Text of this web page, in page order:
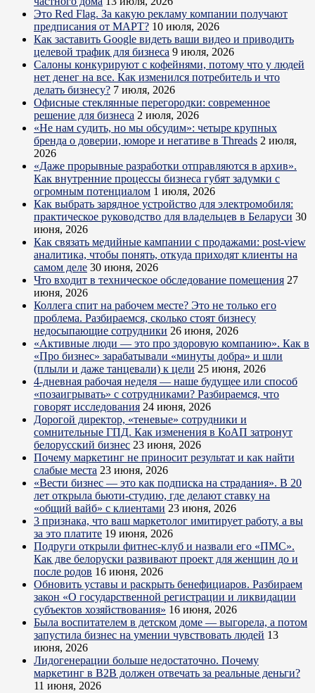
Это Red Flag. За какую рекламу компании получают
предписания от МАРТ? 10 июля, 2026
Как заставить Google видеть ваши видео и приводить
целевой трафик для бизнеса 9 июля, 2026
Салоны конкурируют с кофейнями, потому что у людей
нет денег на все. Как изменился потребитель и что
делать бизнесу? 7 июля, 2026
Офисные стеклянные перегородки: современное
решение для бизнеса 2 июля, 2026
«Не нам судить, но мы обсудим»: четыре крупных
бренда о доверии, юморе и негативе в Threads 2 июля,
2026
«Даже прорывные разработки отправляются в архив».
Как внутренние процессы бизнеса губят задумки с
огромным потенциалом 1 июля, 2026
Как выбрать зарядное устройство для электромобиля:
практическое руководство для владельцев в Беларуси 30
июня, 2026
Как связать медийные кампании с продажами: post-view
аналитика, чтобы понять, откуда приходят клиенты на
самом деле 30 июня, 2026
Что входит в техническое обследование помещения 27
июня, 2026
Коллега спит на рабочем месте? Это не только его
проблема. Разбираемся, сколько стоят бизнесу
недосыпающие сотрудники 26 июня, 2026
«Активные люди — это про здоровую компанию». Как в
«Про бизнес» зарабатывали «минуты добра» и шли
(плыли и даже танцевали) к цели 25 июня, 2026
4-дневная рабочая неделя — наше будущее или способ
«позаигрывать» с сотрудниками? Разбираемся, что
говорят исследования 24 июня, 2026
Дорогой директор, «теневые» сотрудники и
сомнительные ГПД. Как изменения в КоАП затронут
белорусский бизнес 23 июня, 2026
Почему маркетинг не приносит результат и как найти
слабые места 23 июня, 2026
«Вести бизнес — это как подписка на страдания». В 20
лет открыла бьюти-студию, где делают ставку на
«общий вайб» с клиентами 23 июня, 2026
3 признака, что ваш маркетолог имитирует работу, а вы
за это платите 19 июня, 2026
Подруги открыли фитнес-клуб и назвали его «ПМС».
Как две белоруски развивают проект для женщин до и
после родов 16 июня, 2026
Обновить уставы и раскрыть бенефициаров. Разбираем
закон «О государственной регистрации и ликвидации
субъектов хозяйствования» 16 июня, 2026
Была воспитателем в детском доме — выгорела, а потом
запустила бизнес на умении чувствовать людей 13
июня, 2026
Лидогенерации больше недостаточно. Почему
маркетинг в B2B должен отвечать за реальные деньги?
11 июня, 2026